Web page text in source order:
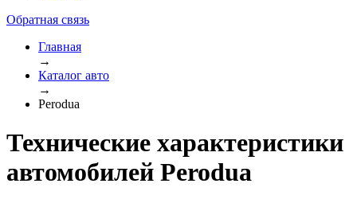
Обратная связь
Главная
→
Каталог авто
→
Perodua
Технические характеристики
автомобилей Perodua